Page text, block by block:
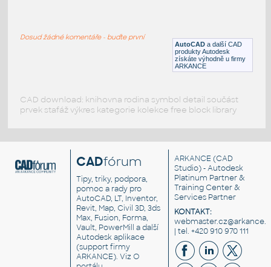
DWG Sdělovací AutoCAD a další CAD
produkty Autodesk
získáte výhodně u firmy
ARKANCE
Dosud žádné komentáře - buďte první
CAD download: knihovna rodina symbol detail součást
prvek stafáž výkres kategorie kolekce free block library
CADfórum
Tipy, triky, podpora,
pomoc a rady pro
AutoCAD, LT, Inventor,
Revit, Map, Civil 3D, 3ds
Max, Fusion, Forma,
Vault, PowerMill a další
Autodesk aplikace
(support firmy
ARKANCE). VizO
ARKANCE (CAD
Studio) - Autodesk
Platinum Partner &
Training Center &
Services Partner
KONTAKT:
| tel. +420 910 970 111